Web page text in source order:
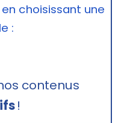
choisissant une
:
contenus
!